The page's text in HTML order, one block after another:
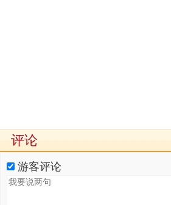
评论
游客评论